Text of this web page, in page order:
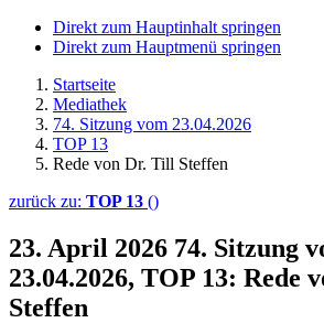
Direkt zum Hauptinhalt springen
Direkt zum Hauptmenü springen
Startseite
Mediathek
74. Sitzung vom 23.04.2026
TOP 13
Rede von Dr. Till Steffen
zurück zu: TOP 13 ()
23. April 2026 74. Sitzung
23.04.2026, TOP 13: Rede
Steffen